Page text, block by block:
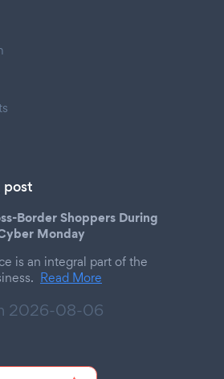
post
Border Shoppers During
Monday
is an integral part of the
Read More
2026-08-06